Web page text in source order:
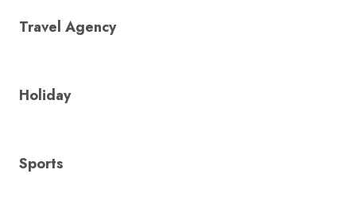
Travel Agency
Holiday
Sports